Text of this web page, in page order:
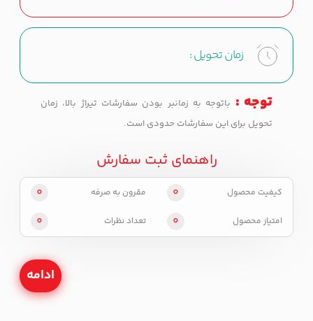
زمان تحویل :
توجه : باتوجه به زمانبر بودن سفارشات تیراژ بالا، زمان
تحویل برای این سفارشات حدودی است.
راهنمای ثبت سفارش
کیفیت محصول 0 مقرون به صرفه 0
امتیاز محصول 0 تعداد نظرات 0
ادامه